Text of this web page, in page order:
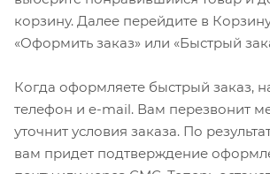
корзину. Далее перейдите в
«Оформить заказ» или «Быстрый
Когда оформляете быстрый заказ,
телефон и e-mail. Вам перезвонит
уточнит условия заказа. По
вам придет подтверждение